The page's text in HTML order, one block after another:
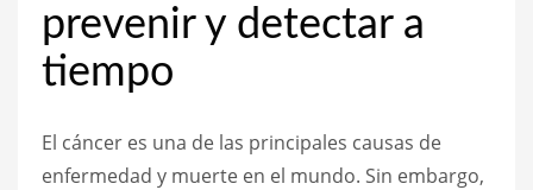
prevenir y detectar a
tiempo
El cáncer es una de las principales causas de
enfermedad y muerte en el mundo. Sin embargo,